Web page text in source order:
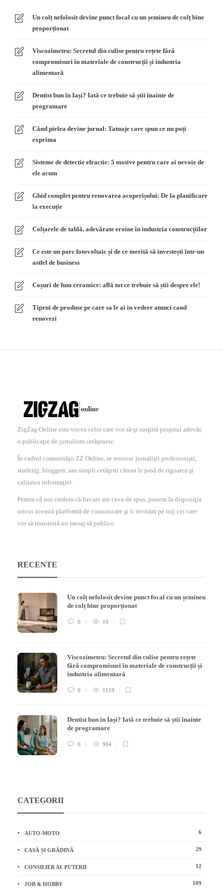
Un colț nefolosit devine punct focal cu un șemineu de colț bine
proporționat
Viscozimetru: Secretul din culise pentru rețete fără
compromisuri în materiale de construcții și industria
alimentară
Dentist bun în Iași? Iată ce trebuie să știi înainte de
programare
Când pielea devine jurnal: Tatuaje care spun ce nu poți
exprima
Sisteme de detectie efractie: 5 motive pentru care ai nevoie de
ele acum
Ghid complet pentru renovarea acoperișului: De la planificare
la execuție
Colțarele de tablă, adevărate eroine în industria construcțiilor
Ce este un parc fotovoltaic și de ce merită să investești într-un
astfel de business
Coșuri de fum ceramice: află tot ce trebuie să știi despre ele!
Tiprui de produse pe care sa le ai in vedere atunci cand
renovezi
ZigZag Online este vocea celor care vor să-şi susţină propriul adevăr,
o publicaţie de jurnalism cetăţenesc.
În cadrul comunităţii ZZ Online, se reunesc jurnalişti profesionişti,
studenţi, bloggeri, sau simpli cetăţeni cărora le pasă de rigoarea şi
calitatea informaţiei.
Pentru că noi credem că fiecare are ceva de spus, punem la dispoziţia
oricui această platformă de comunicare şi îi invităm pe toţi cei care
vor să transmită un mesaj să publice.
RECENTE
Un colț nefolosit devine punct focal cu un șemineu
de colț bine proporționat
0 10
Viscozimetru: Secretul din culise pentru rețete
fără compromisuri în materiale de construcții și
industria alimentară
0 1119
Dentist bun în Iași? Iată ce trebuie să știi înainte
de programare
0 904
CATEGORII
AUTO-MOTO 6
CASĂ ȘI GRĂDINĂ 29
CONSILIER AL PUTERII 12
JOB & HOBBY 109